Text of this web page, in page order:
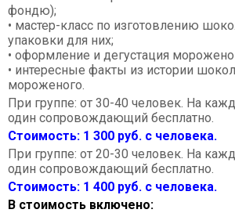
фондю);
• мастер-класс по изготовлению
упаковки для них;
• оформление и дегустация
• интересные факты из истории
мороженого.
При группе: от 30-40 человек. На
один сопровождающий бесплатно.
Стоимость: 1 300 руб. с человека.
При группе: от 20-30 человек. На
один сопровождающий бесплатно.
Стоимость: 1 400 руб. с человека.
В стоимость включено: